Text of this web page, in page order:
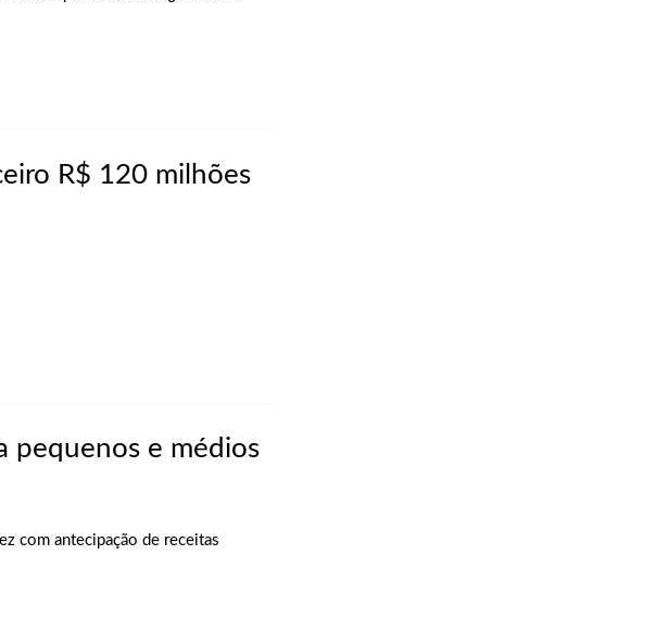
R$ 120 milhões
pequenos e médios
com antecipação de receitas